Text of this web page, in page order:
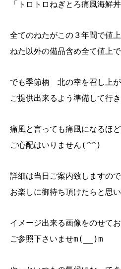
「トロトロねぎとろ痛風海鮮
全てのねたがこの３年間で値
ねた以外の備品含め全て値
でも季節柄 北の幸を召し上が
ご提供出来るよう準備して行
痛風と言っても痛風になるほ
ご心配はいりません(^^)
詳細は当日ご案内致しますので
お楽しに御待ち頂けたらと思
イメージ出来る画像をのせて
ご参照下さいませm(__)m